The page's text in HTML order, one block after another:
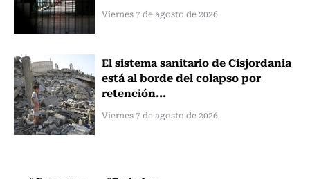
Viernes 7 de agosto de 2026
El sistema sanitario de Cisjordania
está al borde del colapso por
retención...
Viernes 7 de agosto de 2026